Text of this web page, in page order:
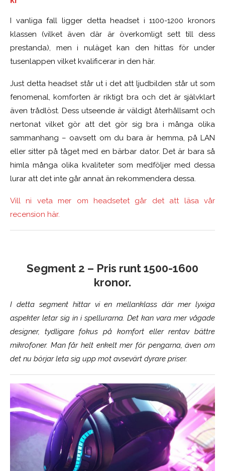
I vanliga fall ligger detta headset i 1100-1200 kronors
klassen (vilket även där är överkomligt sett till dess
prestanda), men i nuläget kan den hittas för under
tusenlappen vilket kvalificerar in den här.
Just detta headset står ut i det att ljudbilden står ut som
fenomenal, komforten är riktigt bra och det är självklart
även trådlöst. Dess utseende är väldigt återhållsamt och
nertonat vilket gör att det gör sig bra i många olika
sammanhang – oavsett om du bara är hemma, på LAN
eller sitter på tåget med en bärbar dator. Det är bara så
himla många olika kvaliteter som medföljer med dessa
lurar att det inte går annat än rekommendera dessa.
Vill ni veta mer om headsetet går det att läsa vår
recension här.
Segment 2 – Pris runt 1500-1600
kronor.
I detta segment hittar vi en mellanklass där mer lyxiga
aspekter letar sig in i spellurarna. Det kan vara mer vågade
designer, tydligare fokus på komfort eller rentav bättre
mikrofoner. Man får helt enkelt mer för pengarna, även om
det nu börjar leta sig upp mot avsevärt dyrare priser.